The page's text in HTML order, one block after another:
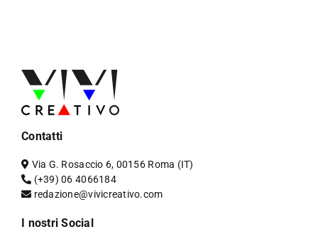
Contatti
Via G. Rosaccio 6, 00156 Roma (IT)
(+39) 06 4066184
redazione@vivicreativo.com
I nostri Social